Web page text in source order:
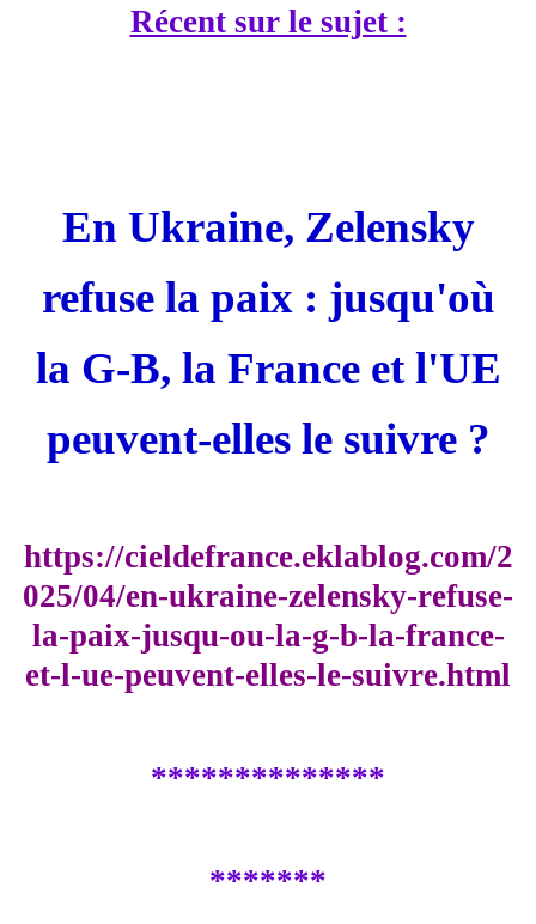
Récent sur le sujet :
En Ukraine, Zelensky
refuse la paix : jusqu'où
la G-B, la France et l'UE
peuvent-elles le suivre ?
https://cieldefrance.eklablog.com/2
025/04/en-ukraine-zelensky-refuse-
la-paix-jusqu-ou-la-g-b-la-france-
et-l-ue-peuvent-elles-le-suivre.html
**************
*******